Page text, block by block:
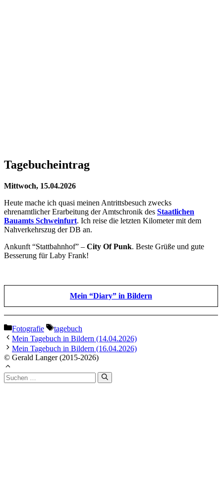
Tagebucheintrag
Mittwoch, 15.04.2026
Heute mache ich quasi meinen Antrittsbesuch zwecks
ehrenamtlicher Erarbeitung der Amtschronik des Staatlichen
Bauamts Schweinfurt. Ich reise die letzten Kilometer mit dem
Nahverkehrszug der DB an.
Ankunft “Stattbahnhof” – City Of Punk. Beste Grüße und gute
Besserung für Laby Frank!
Mein “Diary” in Bildern
Kategorien
Fotografie Schlagwörter
tagebuch
Mein Tagebuch in Bildern (14.04.2026)
Mein Tagebuch in Bildern (16.04.2026)
© Gerald Langer (2015-2026)
Suchen
nach: